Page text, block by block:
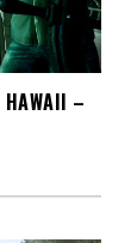
HAWAII –